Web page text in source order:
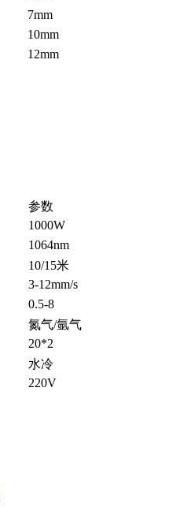
7mm
10mm
12mm
参数
1000W
1064nm
10/15米
3-12mm/s
0.5-8
氮气/氩气
20*2
水冷
220V